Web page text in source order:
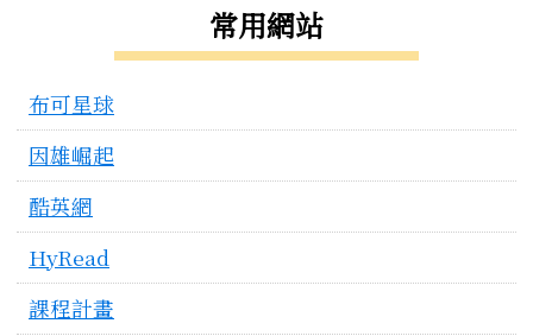
常用網站
布可星球
因雄崛起
酷英網
HyRead
課程計畫